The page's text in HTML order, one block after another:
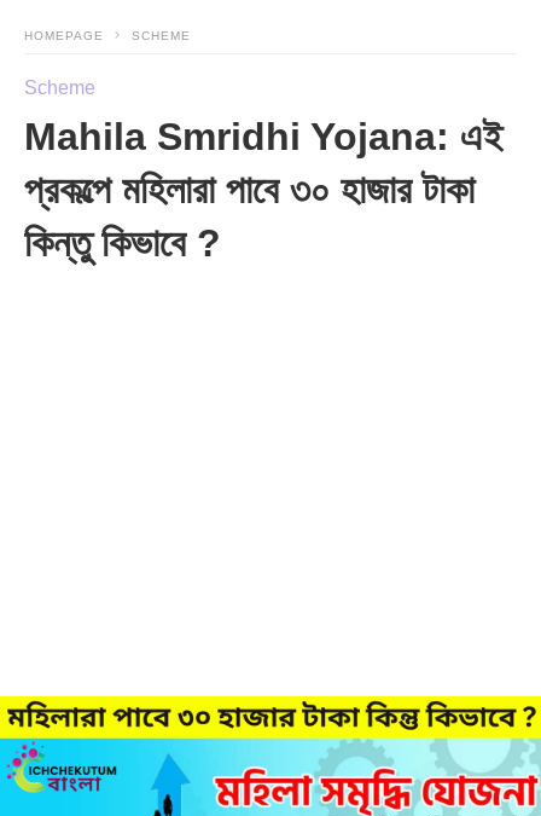
HOMEPAGE SCHEME
Scheme
Mahila Smridhi Yojana: এই
প্রকল্পে মহিলারা পাবে ৩০ হাজার টাকা
কিন্তু কিভাবে ?